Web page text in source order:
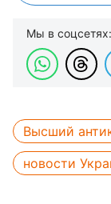
Мы в соцсетях:
Высший
новости